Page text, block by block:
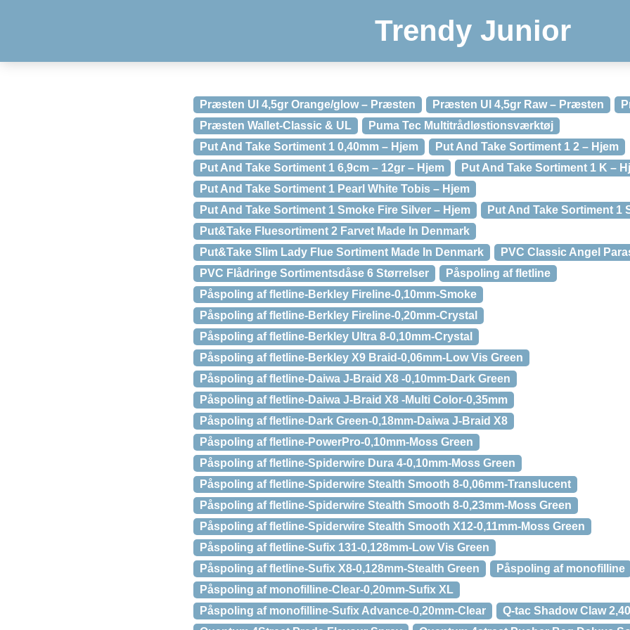
Trendy Junior
Præsten Ul 4,5gr Orange/glow – Præsten Præsten Ul 4,5gr Raw – Præsten
Præsten Wallet-Classic & UL
Puma Tec Multitrådløstionsværktøj
Put And Take Sortiment 1 0,40mm – Hjem
Put And Take Sortiment 1 2 – Hjem
Put And Take Sortiment 1 6,9cm – 12gr – Hjem
Put And Take Sortiment 1 K –
Put And Take Sortiment 1 Pearl White Tobis – Hjem
Put And Take Sortiment 1 Smoke Fire Silver – Hjem
Put And Take Sortiment 1
Put&Take Fluesortiment 2 Farvet Made In Denmark
Put&Take Slim Lady Flue Sortiment Made In Denmark
PVC Classic Angel
PVC Flådringe Sortimentsdåse 6 Størrelser
Påspoling af fletline
Påspoling af fletline-Berkley Fireline-0,10mm-Smoke
Påspoling af fletline-Berkley Fireline-0,20mm-Crystal
Påspoling af fletline-Berkley Ultra 8-0,10mm-Crystal
Påspoling af fletline-Berkley X9 Braid-0,06mm-Low Vis Green
Påspoling af fletline-Daiwa J-Braid X8 -0,10mm-Dark Green
Påspoling af fletline-Daiwa J-Braid X8 -Multi Color-0,35mm
Påspoling af fletline-Dark Green-0,18mm-Daiwa J-Braid X8
Påspoling af fletline-PowerPro-0,10mm-Moss Green
Påspoling af fletline-Spiderwire Dura 4-0,10mm-Moss Green
Påspoling af fletline-Spiderwire Stealth Smooth 8-0,06mm-Translucent
Påspoling af fletline-Spiderwire Stealth Smooth 8-0,23mm-Moss Green
Påspoling af fletline-Spiderwire Stealth Smooth X12-0,11mm-Moss Green
Påspoling af fletline-Sufix 131-0,128mm-Low Vis Green
Påspoling af fletline-Sufix X8-0,128mm-Stealth Green
Påspoling af monofilline
Påspoling af monofilline-Clear-0,20mm-Sufix XL
Påspoling af monofilline-Sufix Advance-0,20mm-Clear
Q-tac Shadow Claw